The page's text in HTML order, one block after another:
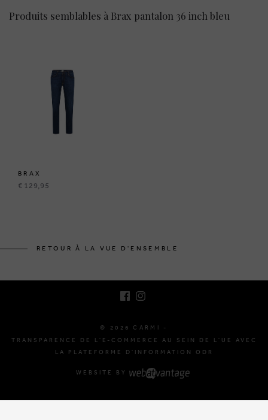
Produits semblables à Brax pantalon 36 inch bleu
BRAX
€ 129,95
RETOUR À LA VUE D'ENSEMBLE
© 2026 CARMI -
TRANSPARENCE DE L'E-COMMERCE AU SEIN DE L'UE AVEC
LA PLATEFORME D'INFORMATION ODR
WEBSITE BY